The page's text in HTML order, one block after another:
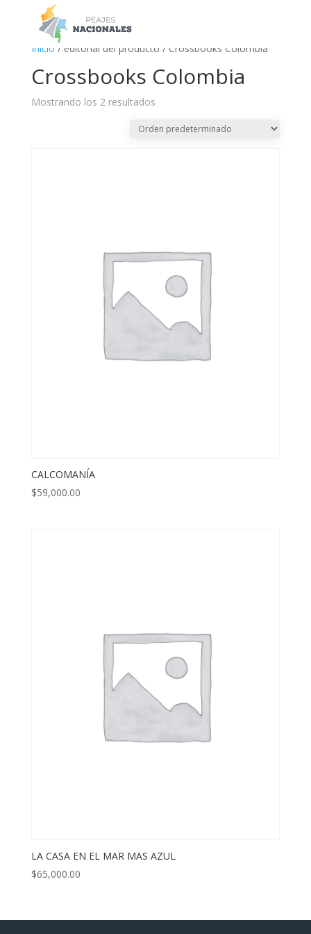
Inicio / editorial del producto / Crossbooks Colombia
Crossbooks Colombia
Mostrando los 2 resultados
CALCOMANÍA
$59,000.00
LA CASA EN EL MAR MAS AZUL
$65,000.00